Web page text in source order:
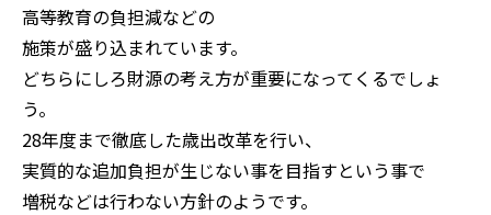
高等教育の負担減などの
施策が盛り込まれています。
どちらにしろ財源の考え方が重要になってくるでしょ
う。
28年度まで徹底した歳出改革を行い、
実質的な追加負担が生じない事を目指すという事で
増税などは行わない方針のようです。